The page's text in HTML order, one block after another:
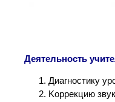
Деятельность
Диагностику
Kоррекцию